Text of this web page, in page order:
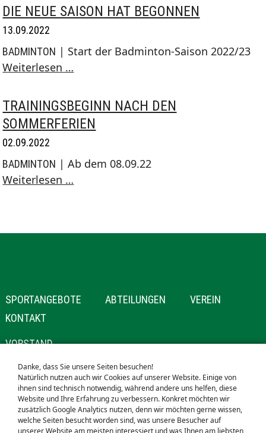
DIE NEUE SAISON HAT BEGONNEN
13.09.2022
BADMINTON | Start der Badminton-Saison 2022/23
Weiterlesen …
Saison
hat
begonnen
TRAININGSBEGINN NACH DEN
SOMMERFERIEN
02.09.2022
BADMINTON | Ab dem 08.09.22
Weiterlesen …
NAVIGATION
ÜBERSPRINGEN
SPORTANGEBOTE ABTEILUNGEN
VEREIN
KONTAKT
NAVIGATION
ÜBERSPRINGEN
VORSTAND
MITGLIEDSCHAFT
SPONSOREN
NAVIGATION
ÜBERSPRINGEN
STARTSEITE
SUCHE
Danke, dass Sie unsere Seiten besuchen!
Natürlich nutzen auch wir Cookies auf unserer Website. Einige von
ihnen sind technisch notwendig, während andere uns helfen, diese
Website und Ihre Erfahrung zu verbessern. Konkret möchten wir
zusätzlich Google Analytics nutzen, denn wir möchten gerne wissen,
welche Seiten besucht worden sind, was unsere Besucher auf
unserer Website am meisten interessiert und was Ihnen am liebsten